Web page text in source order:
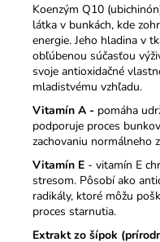
Koenzým Q10
látka v bunkách, kde
energie. Jeho hladina v
obľúbenou súčasťou
svoje antioxidačné
mladistvému vzhľadu.
Vitamín A - pomáha
podporuje proces
zachovaniu normálneho
Vitamín E - vitamín E
stresom. Pôsobí ako
radikály, ktoré môžu
proces starnutia.
Extrakt zo šípok